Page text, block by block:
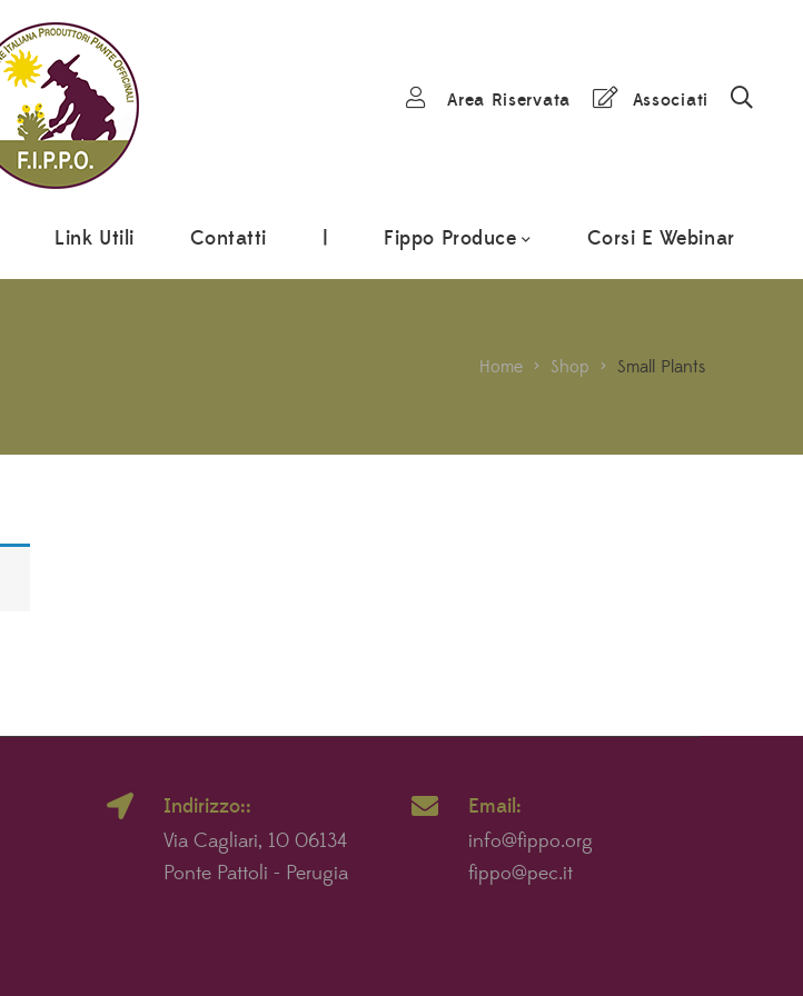
Area Riservata Associati
Link Utili Contatti | Fippo Produce Corsi E Webinar
Home > Shop > Small Plants
Indirizzo::
Via Cagliari, 10 06134
Ponte Pattoli - Perugia
Email:
info@fippo.org
fippo@pec.it